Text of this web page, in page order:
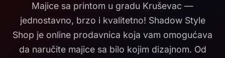
Majice sa printom u gradu Kruševac —
jednostavno, brzo i kvalitetno! Shadow Style
Shop je online prodavnica koja vam omogućava
da naručite majice sa bilo kojim dizajnom. Od